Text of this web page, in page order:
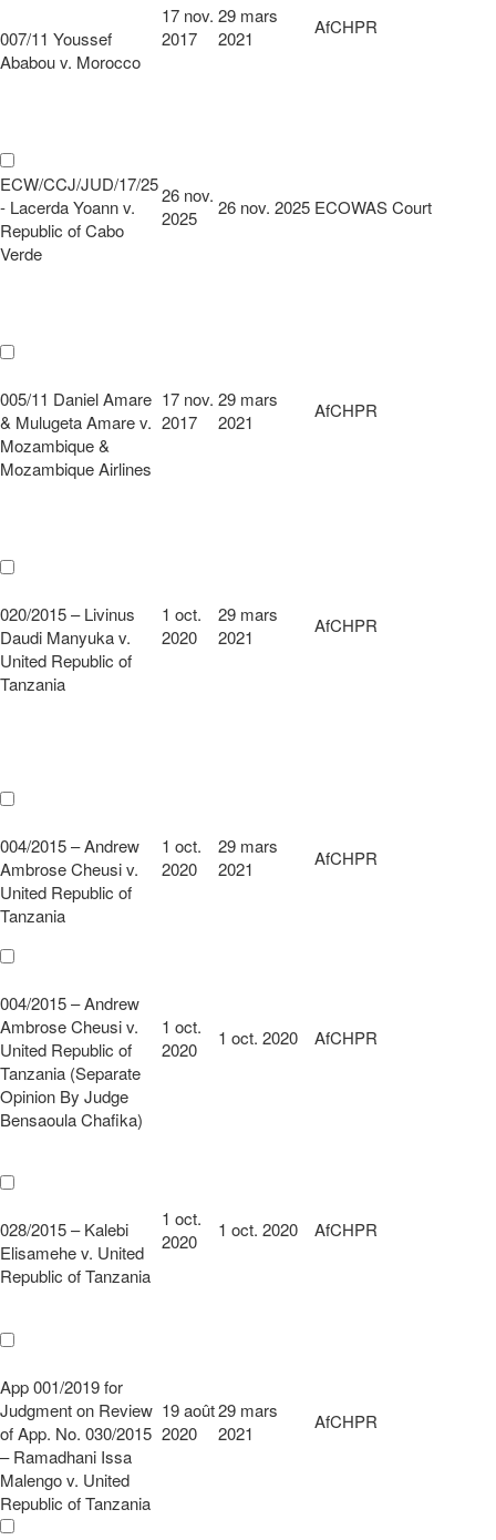
007/11 Youssef
Ababou v. Morocco
17 nov.
2017
29 mars
2021
AfCHPR
ECW/CCJ/JUD/17/25
- Lacerda Yoann v.
Republic of Cabo
Verde
26 nov.
2025
26 nov. 2025 ECOWAS Court
005/11 Daniel Amare
& Mulugeta Amare v.
Mozambique &
Mozambique Airlines
17 nov.
2017
29 mars
2021
AfCHPR
020/2015 – Livinus
Daudi Manyuka v.
United Republic of
Tanzania
1 oct.
2020
29 mars
2021
AfCHPR
004/2015 – Andrew
Ambrose Cheusi v.
United Republic of
Tanzania
1 oct.
2020
29 mars
2021
AfCHPR
004/2015 – Andrew
Ambrose Cheusi v.
United Republic of
Tanzania (Separate
Opinion By Judge
Bensaoula Chafika)
1 oct.
2020
1 oct. 2020 AfCHPR
028/2015 – Kalebi
Elisamehe v. United
Republic of Tanzania
1 oct.
2020
1 oct. 2020 AfCHPR
App 001/2019 for
Judgment on Review
of App. No. 030/2015
– Ramadhani Issa
Malengo v. United
Republic of Tanzania
19 août
2020
29 mars
2021
AfCHPR